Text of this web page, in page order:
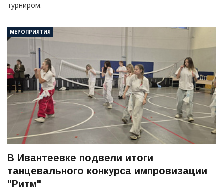
турниром.
МЕРОПРИЯТИЯ
В Ивантеевке подвели итоги
танцевального конкурса импровизации
"Ритм"